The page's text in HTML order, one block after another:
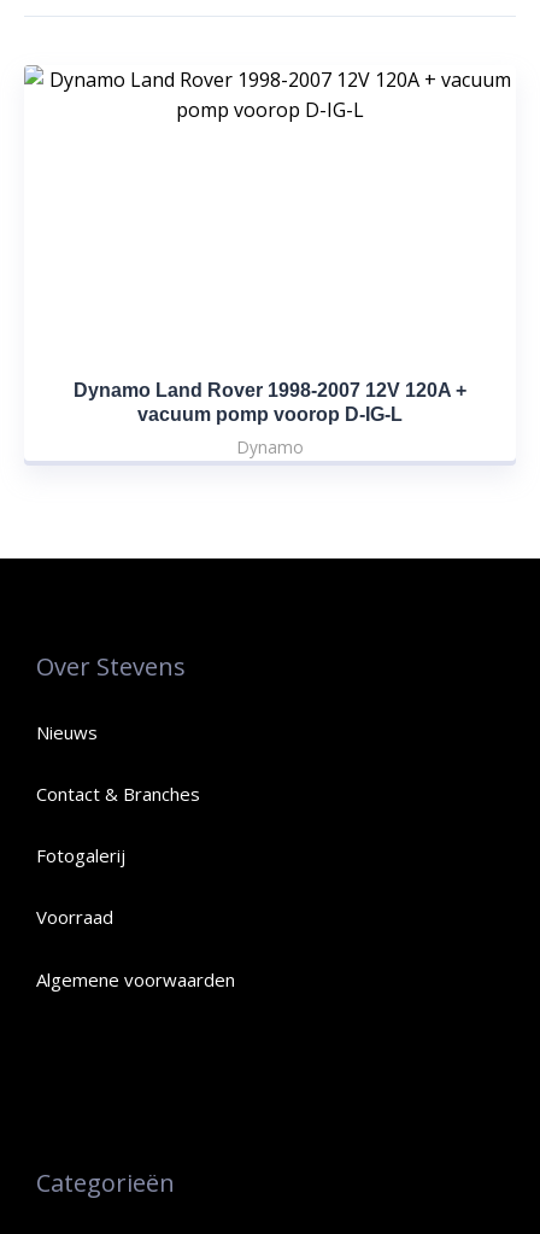
Dynamo Land Rover 1998-2007 12V 120A +
vacuum pomp voorop D-IG-L
Dynamo
Over Stevens
Nieuws
Contact & Branches
Fotogalerij
Voorraad
Algemene voorwaarden
Categorieën